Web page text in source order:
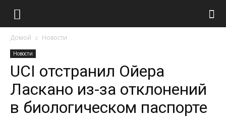
Домой Новости
Новости
UCI отстранил Ойера
Ласкано из-за отклонений
в биологическом паспорте